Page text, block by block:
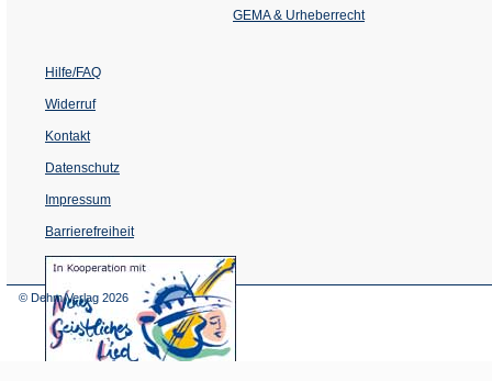
Tab)
GEMA & Urheberrecht
Hilfe/FAQ
Widerruf
Kontakt
Datenschutz
Impressum
Barrierefreiheit
(Öffnet
in
© Dehm Verlag 2026